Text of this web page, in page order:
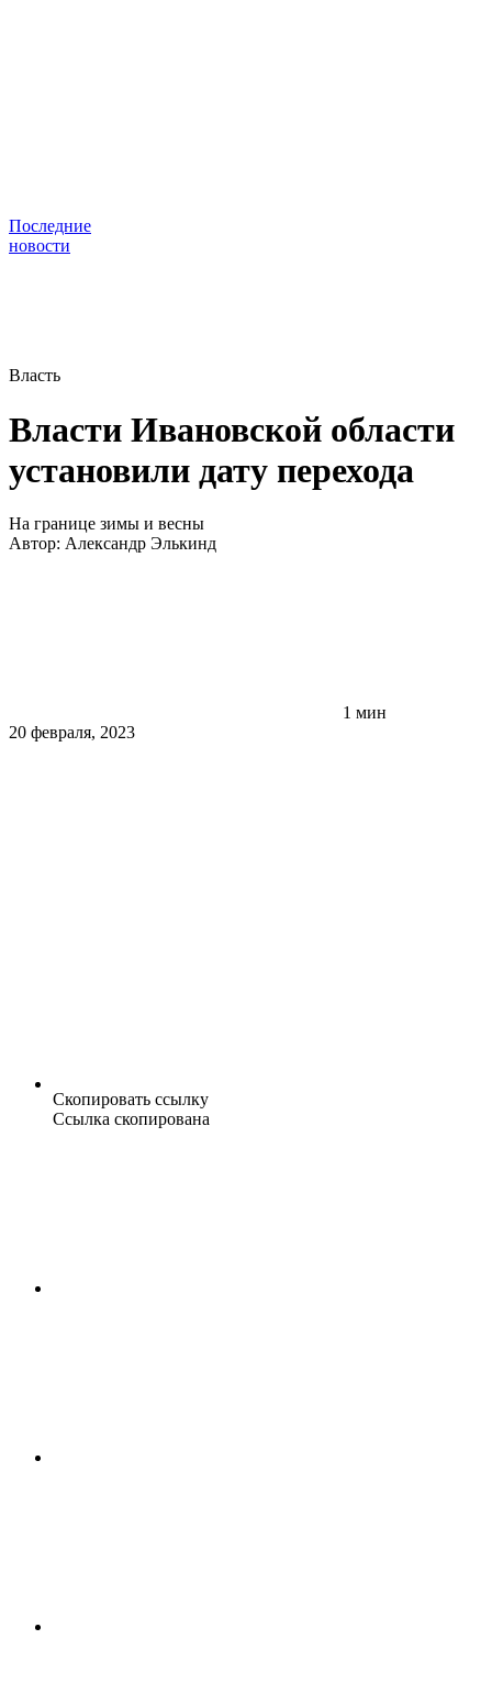
Последние
новости
Власть
Власти Ивановской области
установили дату перехода
На границе зимы и весны
Автор: Александр Элькинд
1 мин
20 февраля, 2023
Скопировать ссылку
Ссылка скопирована